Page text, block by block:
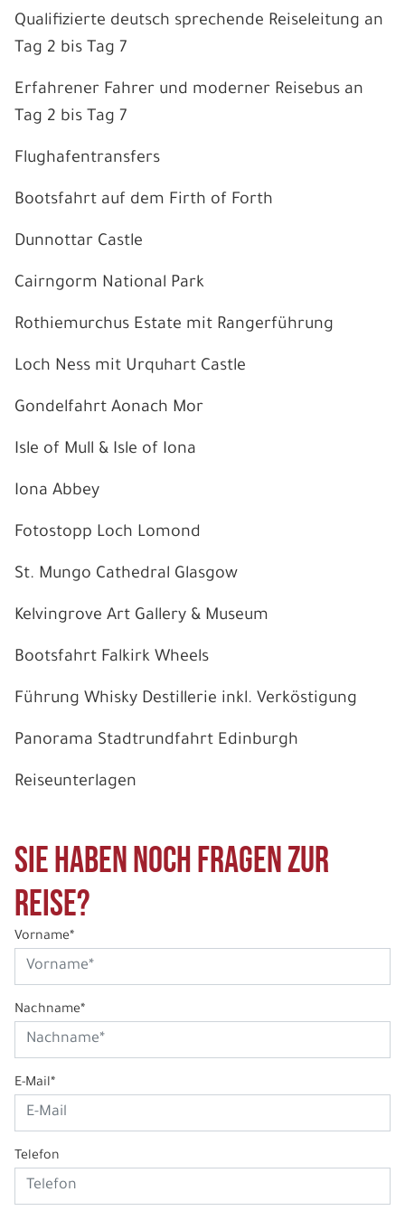
Qualifizierte deutsch sprechende Reiseleitung an
Tag 2 bis Tag 7
Erfahrener Fahrer und moderner Reisebus an
Tag 2 bis Tag 7
Flughafentransfers
Bootsfahrt auf dem Firth of Forth
Dunnottar Castle
Cairngorm National Park
Rothiemurchus Estate mit Rangerführung
Loch Ness mit Urquhart Castle
Gondelfahrt Aonach Mor
Isle of Mull & Isle of Iona
Iona Abbey
Fotostopp Loch Lomond
St. Mungo Cathedral Glasgow
Kelvingrove Art Gallery & Museum
Bootsfahrt Falkirk Wheels
Führung Whisky Destillerie inkl. Verköstigung
Panorama Stadtrundfahrt Edinburgh
Reiseunterlagen
Sie haben noch Fragen zur
Reise?
Vorname*
Nachname*
E-Mail*
Telefon